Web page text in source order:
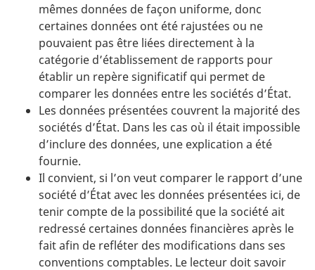
mêmes données de façon uniforme, donc
certaines données ont été rajustées ou ne
pouvaient pas être liées directement à la
catégorie d’établissement de rapports pour
établir un repère significatif qui permet de
comparer les données entre les sociétés d’État.
Les données présentées couvrent la majorité des
sociétés d’État. Dans les cas où il était impossible
d’inclure des données, une explication a été
fournie.
Il convient, si l’on veut comparer le rapport d’une
société d’État avec les données présentées ici, de
tenir compte de la possibilité que la société ait
redressé certaines données financières après le
fait afin de refléter des modifications dans ses
conventions comptables. Le lecteur doit savoir